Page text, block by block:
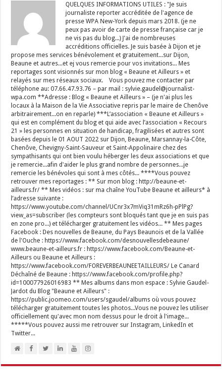
QUELQUES INFORMATIONS UTILES : "Je suis
journaliste reporter accréditée de l'agence de
presse WPA New-York depuis mars 2018. (je ne
peux pas avoir de carte de presse française car je
ne vis pas du blog...) J'ai de nombreuses
accréditions officielles. Je suis basée à Dijon et je
propose mes services bénévolement et gratuitement...sur Dijon,
Beaune et autres...et ej vous remercie pour vos invitations... Mes
reportages sont visionnés sur mon blog « Beaune et Ailleurs » et
relayés sur mes réseaux sociaux. Vous pouvez me contacter par
téléphone au: 07.66.47.93.76 – par mail : sylvie.gaudel@journalist-
wpa.com **Adresse : Blog « Beaune et Ailleurs » – (je n'ai plus les
locaux à la Maison de la Vie Associative repris par le maire de Chenôve
arbitrairement...on en reparle) ***L’association « Beaune et Ailleurs »
qui est en complément du blog et qui aide avec l’association « Recours
21 » les personnes en situation de handicap, fragilisées et autres sont
basées depuis le 01 AOUT 2022 sur Dijon, Beaune, Marsannay-la-Côte,
Chenôve, Chevigny-Saint-Sauveur et Saint-Appolinaire chez des
sympathisants qui ont bien voulu héberger les deux associations et que
je remercie...afin d'aider le plus grand nombre de personnes...je
remercie les bénévoles qui sont à mes côtés... ****Vous pouvez
retrouver mes reportages : ** Sur mon blog : http://beaune-et-
ailleurs.fr/ ** Mes vidéos : sur ma chaîne YouTube Beaune et ailleurs* à
l’adresse suivante :
https://www.youtube.com/channel/UCnr3x7mViq31mRz6h-pPlPg?
view_as=subscriber (les compteurs sont bloqués tant que je en suis pas
en zone pro...) et télécharger gratuitement les vidéos... ** Mes pages
Facebook : Des nouvelles de Beaune, du Pays Beaunois et de la Vallée
de l'Ouche : https://www.facebook.com/desnouvellesdebeaune/
www.beaune-et-ailleurs.fr : https://www.facebook.com/Beaune-et-
Ailleurs ou Beaune et Ailleurs :
https://www.facebook.com/FOREVERBEAUNEETAILLEURS/ Le Canard
Déchaîné de Beaune : https://www.facebook.com/profile.php?
id=100077926016983 ** Mes albums dans mon espace : Sylvie Gaudel-
Jardot du Blog "Beaune et Ailleurs" :
https://public.joomeo.com/users/sgaudel/albums où vous pouvez
télécharger gratuitement toutes les photos...Vous ne pouvez les utiliser
officiellement qu'avec mon nom dessus pour le droit à l'image...
*****Vous pouvez aussi me retrouver sur Instagram, LinkedIn et
Twitter...